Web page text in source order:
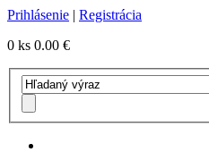
Prihlásenie | Registrácia
0 ks 0.00 €